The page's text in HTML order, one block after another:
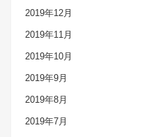
2019年12月
2019年11月
2019年10月
2019年9月
2019年8月
2019年7月